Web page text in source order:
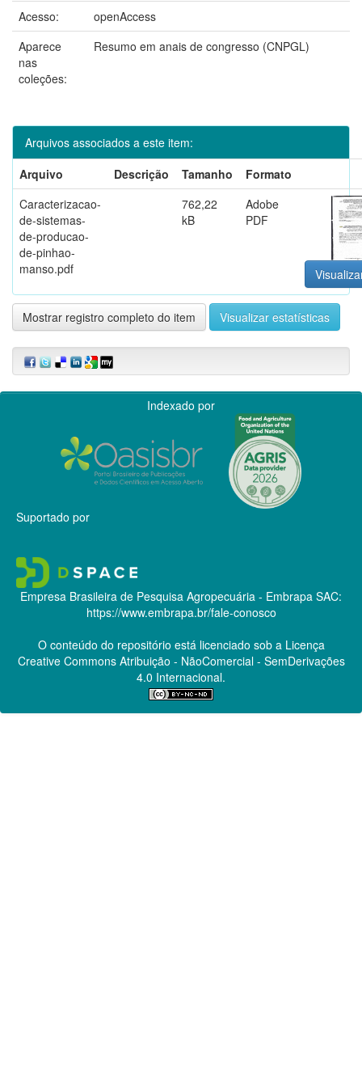
Acesso:
openAccess
Aparece
nas
coleções:
Resumo em anais de congresso (CNPGL)
Arquivos associados a este item:
Arquivo
Descrição Tamanho
Formato
Caracterizacao-
de-sistemas-
de-producao-
de-pinhao-
manso.pdf
762,22
kB
Adobe
PDF
Mostrar registro completo do item Visualizar estatísticas
Indexado por
Suportado por
Empresa Brasileira de Pesquisa Agropecuária - Embrapa SAC:
https://www.embrapa.br/fale-conosco
O conteúdo do repositório está licenciado sob a Licença
Creative CommonsAtribuição - NãoComercial - SemDerivações
4.0 Internacional.